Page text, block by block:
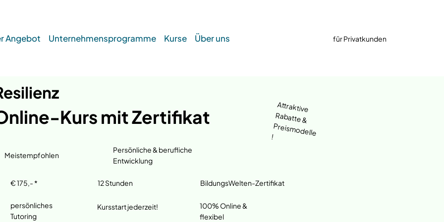
€ 175,- * 12 Stunden BildungsWelten-Zertifikat
persönliches
Tutoring
Kursstart jederzeit!
100% Online &
flexibel
Kurs mit Zertifikat
Meistempfohlen
Persönliche & berufliche
Entwicklung
Attraktive
Rabatte &
Preismodelle
!
Angebot Unternehmensprogramme Kurse Über uns für Privatkunden